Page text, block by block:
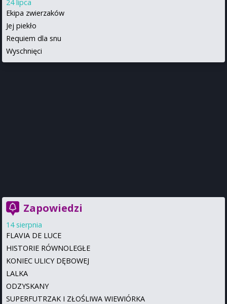
24 lipca
Ekipa zwierzaków
Jej piekło
Requiem dla snu
Wyschnięci
Zapowiedzi
14 sierpnia
FLAVIA DE LUCE
HISTORIE RÓWNOLEGŁE
KONIEC ULICY DĘBOWEJ
LALKA
ODZYSKANY
SUPERFUTRZAK I ZŁOŚLIWA WIEWIÓRKA